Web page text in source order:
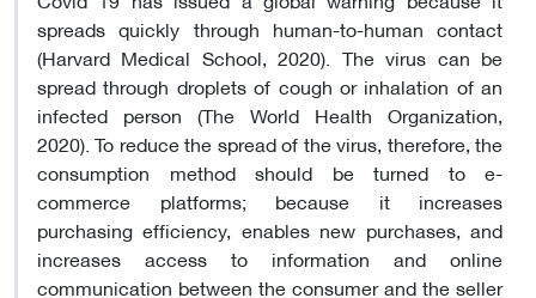
spreads quickly through human-to-human contact
(Harvard Medical School, 2020). The virus can be
spread through droplets of cough or inhalation of an
infected person (The World Health Organization,
2020). To reduce the spread of the virus, therefore, the
consumption method should be turned to e-
commerce platforms; because it increases
purchasing efficiency, enables new purchases, and
increases access to information and online
communication between the consumer and the seller